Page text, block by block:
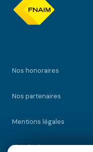
Nos honoraires
Nos partenaires
Mentions légales
Plan du site